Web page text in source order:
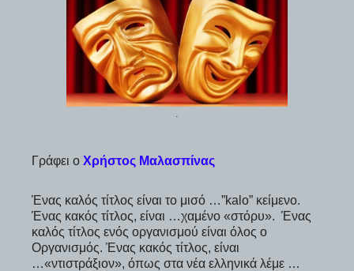
Γράφει ο Χρήστος Μαλασπίνας
Ένας καλός τίτλος είναι το μισό …”kalo” κείμενο.
Ένας κακός τίτλος, είναι …χαμένο «στόρυ». Ένας
καλός τίτλος ενός οργανισμού είναι όλος ο
Οργανισμός. Ένας κακός τίτλος, είναι
…«ντιστράξιον», όπως στα νέα ελληνικά λέμε …